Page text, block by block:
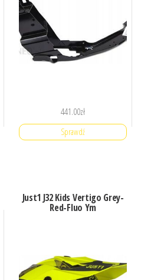
441.00zł
Sprawdź
Just1 J32 Kids Vertigo Grey-
Red-Fluo Ym